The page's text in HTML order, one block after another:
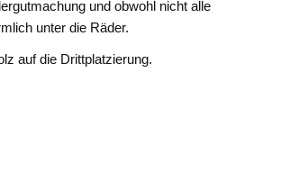
und obwohl nicht alle
unter die Räder.
auf die Drittplatzierung.